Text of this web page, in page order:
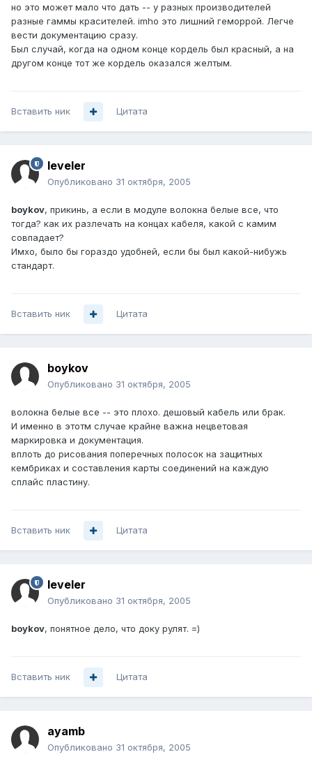
но это может мало что дать -- у разных производителей
разные гаммы красителей. imho это лишний геморрой. Легче
вести документацию сразу.
Был случай, когда на одном конце кордель был красный, а на
другом конце тот же кордель оказался желтым.
Вставить ник Цитата
leveler
Опубликовано 31 октября, 2005
boykov, прикинь, а если в модуле волокна белые все, что
тогда? как их разлечать на концах кабеля, какой с камим
совпадает?
Имхо, было бы гораздо удобней, если бы был какой-нибужь
стандарт.
Вставить ник Цитата
boykov
Опубликовано 31 октября, 2005
волокна белые все -- это плохо. дешовый кабель или брак.
И именно в этотм случае крайне важна нецветовая
маркировка и документация.
вплоть до рисования поперечных полосок на защитных
кембриках и составления карты соединений на каждую
сплайс пластину.
Вставить ник Цитата
leveler
Опубликовано 31 октября, 2005
boykov, понятное дело, что доку рулят. =)
Вставить ник Цитата
ayamb
Опубликовано 31 октября, 2005